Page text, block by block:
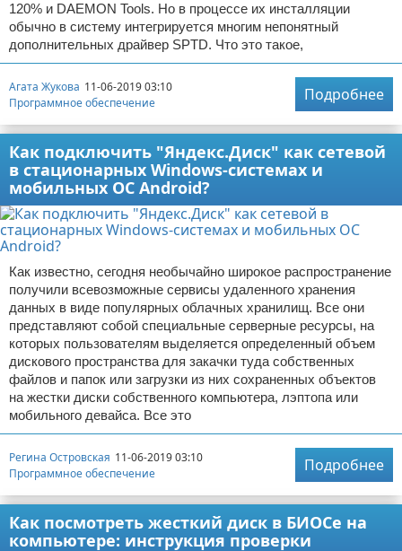
120% и DAEMON Tools. Но в процессе их инсталляции
обычно в систему интегрируется многим непонятный
дополнительных драйвер SPTD. Что это такое,
Агата Жукова 11-06-2019 03:10
Программное обеспечение
Подробнее
Как подключить "Яндекс.Диск" как сетевой
в стационарных Windows-системах и
мобильных ОС Android?
Как известно, сегодня необычайно широкое распространение
получили всевозможные сервисы удаленного хранения
данных в виде популярных облачных хранилищ. Все они
представляют собой специальные серверные ресурсы, на
которых пользователям выделяется определенный объем
дискового пространства для закачки туда собственных
файлов и папок или загрузки из них сохраненных объектов
на жестки диски собственного компьютера, лэптопа или
мобильного девайса. Все это
Регина Островская 11-06-2019 03:10
Программное обеспечение
Подробнее
Как посмотреть жесткий диск в БИОСе на
компьютере: инструкция проверки